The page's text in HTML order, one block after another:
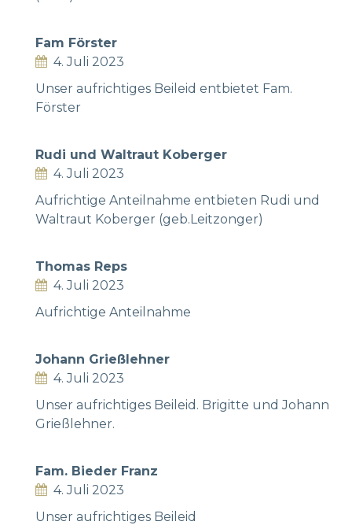
Fam Förster
4. Juli 2023
Unser aufrichtiges Beileid entbietet Fam.
Förster
Rudi und Waltraut Koberger
4. Juli 2023
Aufrichtige Anteilnahme entbieten Rudi und
Waltraut Koberger (geb.Leitzonger)
Thomas Reps
4. Juli 2023
Aufrichtige Anteilnahme
Johann Grießlehner
4. Juli 2023
Unser aufrichtiges Beileid. Brigitte und Johann
Grießlehner.
Fam. Bieder Franz
4. Juli 2023
Unser aufrichtiges Beileid